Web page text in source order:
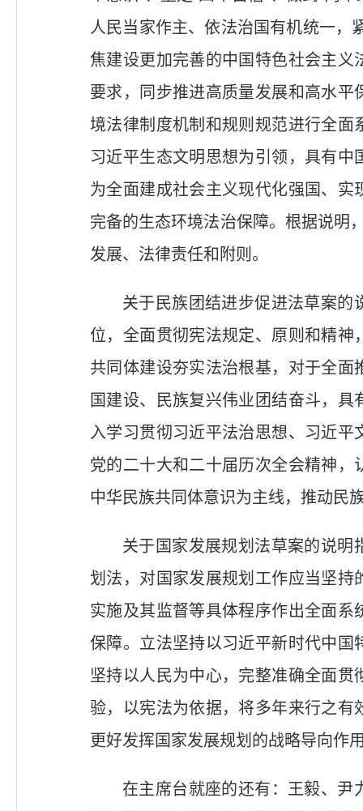
人民当家作主、依法治国有机统一，
焦建设更加完善的中国特色社会主
要求，同步推进高质量发展和高水
境法律制度机制和规则规范进行全
习近平生态文明思想为引领，具有
为全面建成社会主义现代化强国、
完备的生态环境法治保障。根据说明
发展、法律责任和附则。
关于民族团结进步促进法草案的
位，全面贯彻宪法规定、原则和精
共同体建设夯实法治根基，对于全
国建设、民族复兴伟业团结奋斗，
入学习贯彻习近平法治思想、习近
党的二十大和二十届历次全会精神
中华民族共同体意识为主线，推动民
关于国家发展规划法草案的说明
划法，对国家发展规划工作应当坚
实施及其监督等具体程序作出全面
保障。立法坚持以习近平新时代中
坚持以人民为中心，完整准确全面
验，以宪法为依据，将多年来行之
更好发挥国家发展规划的战略导向作
在主席台就座的还有：王毅、尹